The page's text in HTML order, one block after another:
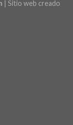
| Sitio web creado